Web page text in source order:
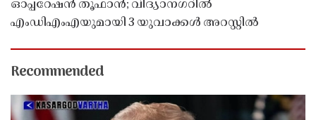
ഓപ്പറേഷൻ തൂഫാൻ; വിദ്യാനഗറിൽ
എംഡിഎംഎയുമായി 3 യുവാക്കൾ അറസ്റ്റിൽ
Recommended